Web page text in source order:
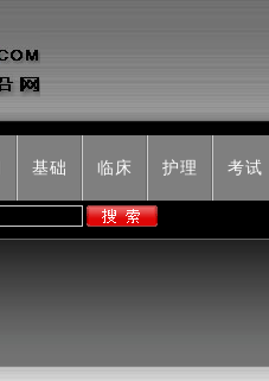
基础 临床 护理 考试